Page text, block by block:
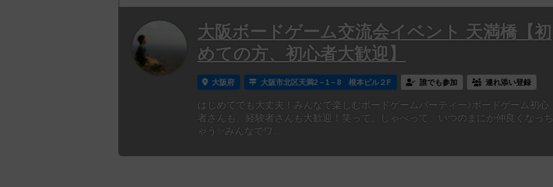
大阪ボードゲーム交流会イベント 天満橋【初
めての方、初心者大歓迎】
大阪府 大阪市北区天満2－1－8 根本ビル２F 誰でも参加 連れ添い登録
はじめてでも大丈夫！みんなで楽しむボードゲームパーティー♪ボードゲーム初心
者さんも、経験者さんも大歓迎！笑って、しゃべって、いつのまにか仲良くなっち
ゃう✨みんなでワ...